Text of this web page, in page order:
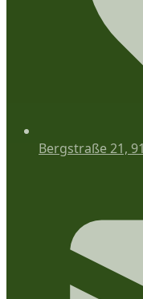
Bergstraße 21,